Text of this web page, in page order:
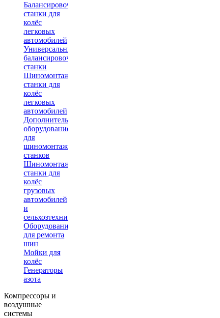
Балансировочные
станки для
колёс
легковых
автомобилей
Универсальные
балансировочные
станки
Шиномонтажные
станки для
колёс
легковых
автомобилей
Дополнительное
оборудование
для
шиномонтажных
станков
Шиномонтажные
станки для
колёс
грузовых
автомобилей
и
сельхозтехники
Оборудование
для ремонта
шин
Мойки для
колёс
Генераторы
азота
Компрессоры и
воздушные
системы